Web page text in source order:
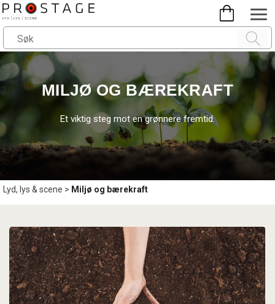
MILJØ OG BÆREKRAFT
Et viktig steg mot en grønnere fremtid.
Lyd, lys & scene> Miljø og bærekraft